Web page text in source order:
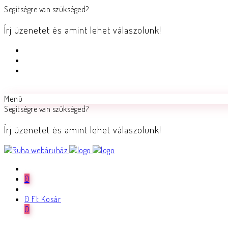
Segítségre van szükséged?
Írj üzenetet és amint lehet válaszolunk!
Menü
Segítségre van szükséged?
Írj üzenetet és amint lehet válaszolunk!
0
0 Ft Kosár
0